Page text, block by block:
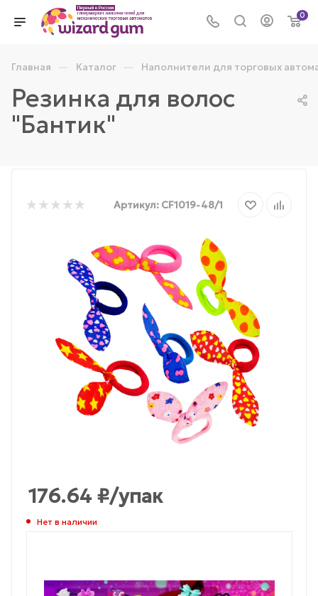
0
Главная — Каталог — Наполнители для торговых
Резинка для волос
"Бантик"
Артикул: CF1019-48/1
176.64 ₽/упак
Нет в наличии